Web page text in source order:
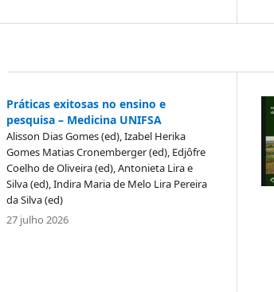
Práticas exitosas no ensino e
pesquisa – Medicina UNIFSA
Alisson Dias Gomes (ed), Izabel Herika
Gomes Matias Cronemberger (ed), Edjôfre
Coelho de Oliveira (ed), Antonieta Lira e
Silva (ed), Indira Maria de Melo Lira Pereira
da Silva (ed)
27 julho 2026